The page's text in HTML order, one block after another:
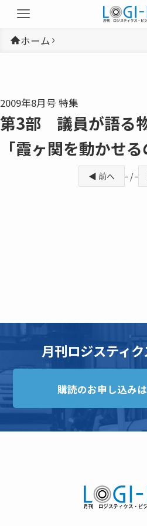
ホーム
2009年8月号 特集
第3部 議員が語る
「霞ヶ関を動かせ
◀ 前へ - / -
月刊ロジスティ
購読のお申し込み